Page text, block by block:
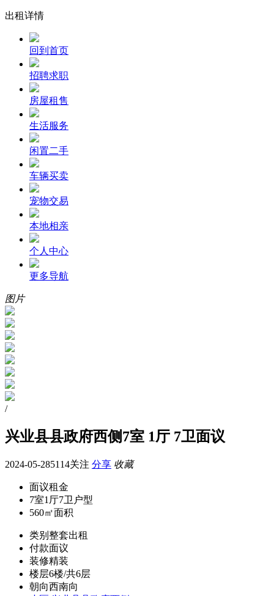
出租详情
回到首页
招聘求职
房屋租售
生活服务
闲置二手
车辆买卖
宠物交易
本地相亲
个人中心
更多导航
图片
/
兴业县县政府西侧7室 1厅 7卫面议
2024-05-285114关注 分享 收藏
面议租金
7室1厅7卫 户型
560㎡面积
类别 整套出租
付款面议
装修精装
楼层6楼/共6层
朝向西南向